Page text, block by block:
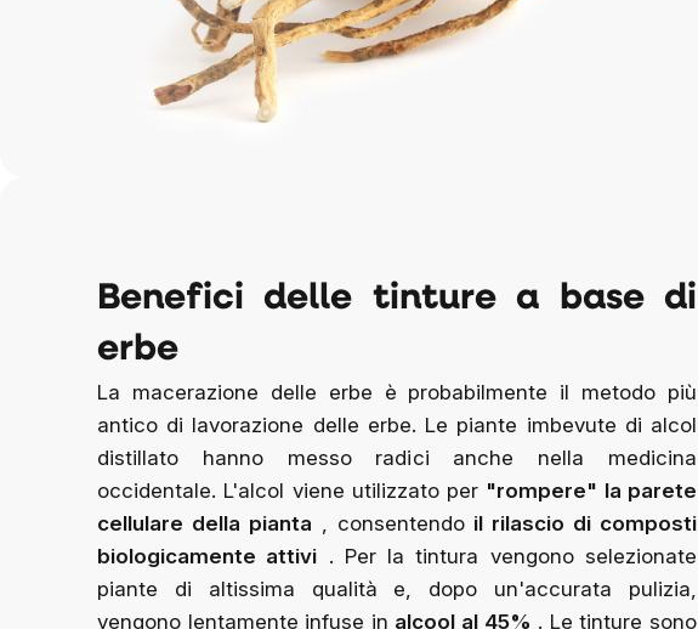
Benefici delle tinture a base di
erbe
La macerazione delle erbe è probabilmente il metodo più
antico di lavorazione delle erbe. Le piante imbevute di alcol
distillato hanno messo radici anche nella medicina
occidentale. L'alcol viene utilizzato per "rompere" la parete
cellulare della pianta
, consentendo il rilascio di composti
biologicamente attivi . Per la tintura vengono selezionate
piante di altissima qualità e, dopo un'accurata pulizia,
vengono lentamente infuse in alcool al 45% . Le tinture sono